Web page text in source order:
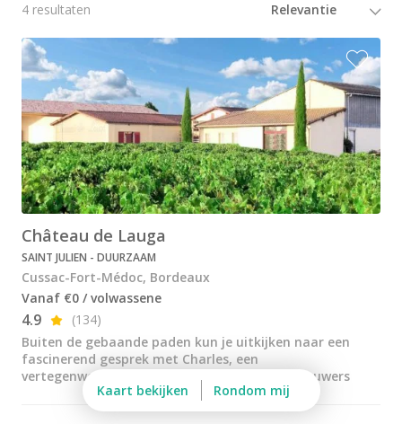
Wijnproeverij & wijnhuizen Loire
Rum proeverij Martinique
Wijnproeverij & wijnhuizen Poitou Charentes
Wijnproeverij & wijnhuizen Provence
Wijnproeverij & wijnhuizen Savoie
Wijnproeverij & wijnhuizen Rhone
Wijnproeverij & wijnhuizen Zuidwest Frankrijk
Champagne Ayala
Champagne Canard Duchêne
Champagne Devaux
Champagne Lanson
4 resultaten
Château de Lauga
SAINT JULIEN - DUURZAAM
Cussac-Fort-Médoc, Bordeaux
Vanaf €0 / volwassene
4.9
(134)
Buiten de gebaande paden kun je uitkijken naar een
fascinerend gesprek met Charles, een
vertegenwoordiger van de 7e generatie wijnbouwers
Kaart bekijken
Rondom mij